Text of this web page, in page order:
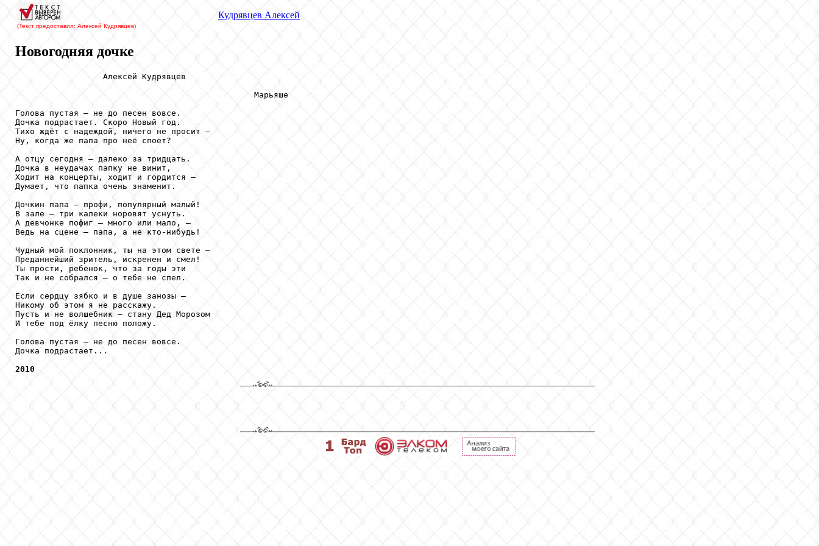
(Текст предоставил: Алексей Кудрявцев)
Кудрявцев Алексей
Новогодняя дочке
                  Алексей Кудрявцев
                                                 Марьяше
Голова пустая – не до песен вовсе.
Дочка подрастает. Скоро Новый год.
Тихо ждёт с надеждой, ничего не просит –
Ну, когда же папа про неё споёт?
А отцу сегодня – далеко за тридцать.
Дочка в неудачах папку не винит,
Ходит на концерты, ходит и гордится –
Думает, что папка очень знаменит.
Дочкин папа – профи, популярный малый!
В зале – три калеки норовят уснуть.
А девчонке пофиг – много или мало, –
Ведь на сцене – папа, а не кто-нибудь!
Чудный мой поклонник, ты на этом свете –
Преданнейший зритель, искренен и смел!
Ты прости, ребёнок, что за годы эти
Так и не собрался – о тебе не спел.
Если сердцу зябко и в душе занозы –
Никому об этом я не расскажу.
Пусть и не волшебник – стану Дед Морозом
И тебе под ёлку песню положу.
Голова пустая – не до песен вовсе.
Дочка подрастает...
2010